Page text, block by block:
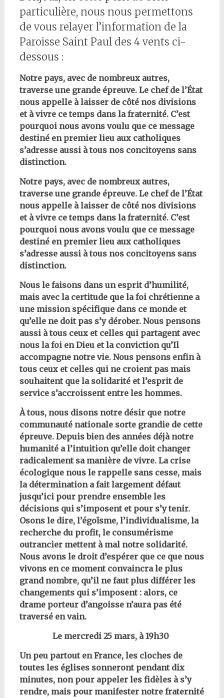
particulière, nous nous permettons
de vous relayer l’information de la
Paroisse Saint Paul des 4 vents ci-
dessous :
Notre pays, avec de nombreux autres,
traverse une grande épreuve. Le chef de l’État
nous appelle à laisser de côté nos divisions
et à vivre ce temps dans la fraternité. C’est
pourquoi nous avons voulu que ce message
destiné en premier lieu aux catholiques
s’adresse aussi à tous nos concitoyens sans
distinction.
Notre pays, avec de nombreux autres,
traverse une grande épreuve. Le chef de l’État
nous appelle à laisser de côté nos divisions
et à vivre ce temps dans la fraternité. C’est
pourquoi nous avons voulu que ce message
destiné en premier lieu aux catholiques
s’adresse aussi à tous nos concitoyens sans
distinction.
Nous le faisons dans un esprit d’humilité,
mais avec la certitude que la foi chrétienne a
une mission spécifique dans ce monde et
qu’elle ne doit pas s’y dérober. Nous pensons
aussi à tous ceux et celles qui partagent avec
nous la foi en Dieu et la conviction qu’Il
accompagne notre vie. Nous pensons enfin à
tous ceux et celles qui ne croient pas mais
souhaitent que la solidarité et l’esprit de
service s’accroissent entre les hommes.
À tous, nous disons notre désir que notre
communauté nationale sorte grandie de cette
épreuve. Depuis bien des années déjà notre
humanité a l’intuition qu’elle doit changer
radicalement sa manière de vivre. La crise
écologique nous le rappelle sans cesse, mais
la détermination a fait largement défaut
jusqu’ici pour prendre ensemble les
décisions qui s’imposent et pour s’y tenir.
Osons le dire, l’égoïsme, l’individualisme, la
recherche du profit, le consumérisme
outrancier mettent à mal notre solidarité.
Nous avons le droit d’espérer que ce que nous
vivons en ce moment convaincra le plus
grand nombre, qu’il ne faut plus différer les
changements qui s’imposent : alors, ce
drame porteur d’angoisse n’aura pas été
traversé en vain.
Le mercredi 25 mars, à 19h30
Un peu partout en France, les cloches de
toutes les églises sonneront pendant dix
minutes, non pour appeler les fidèles à s’y
rendre, mais pour manifester notre fraternité